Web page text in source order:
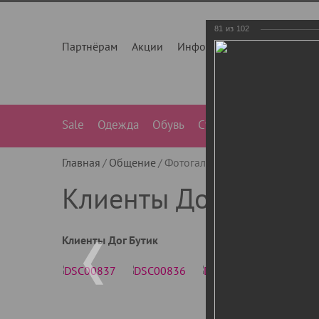
Партнёрам Акции Инфо О нас
Sale Одежда Обувь Сумки
Главная Общение Фотогалерея
Клиенты Дог Бутик
Клиенты Дог Бутик
81 из 102